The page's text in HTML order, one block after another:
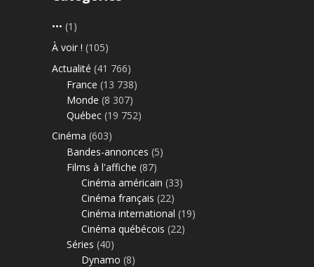
••• (1)
À voir ! (105)
Actualité (41 766)
France (13 738)
Monde (8 307)
Québec (19 752)
Cinéma (603)
Bandes-annonces (5)
Films à l'affiche (87)
Cinéma américain (33)
Cinéma français (22)
Cinéma international (19)
Cinéma québécois (22)
Séries (40)
Dynamo (8)